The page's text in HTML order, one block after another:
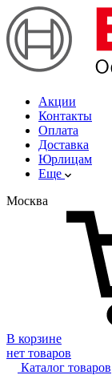
Акции
Контакты
Оплата
Доставка
Юрлицам
Еще
Москва
В корзине
нет товаров
Каталог товаров